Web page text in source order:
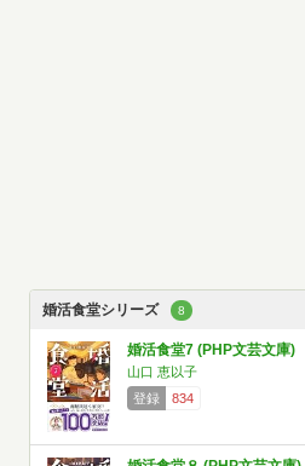
婚活食堂シリーズ 8
婚活食堂7 (PHP文芸文庫)
山口 恵以子
登録
834